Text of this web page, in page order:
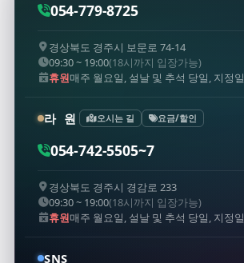
054-779-8725
경상북도 경주시 보문로 74-14
09:30 ~ 19:00(18시까지 입장가능)
휴원매주 월요일, 설날 및 추석 당일, 지정일
라 원 오시는 길 요금/할인
054-742-5505~7
경상북도 경주시 경감로 233
09:30 ~ 19:00(18시까지 입장가능)
휴원매주 월요일, 설날 및 추석 당일, 지정일
SNS